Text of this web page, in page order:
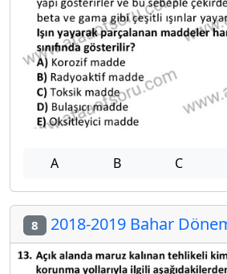
A B C
8 2018-2019 Bahar